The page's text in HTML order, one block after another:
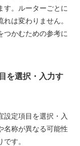
す。ルーターごとに
は変わりません。
つかむための参考に
を選択・入力す
設定項目を選択・入
名称が異なる可能性
す。